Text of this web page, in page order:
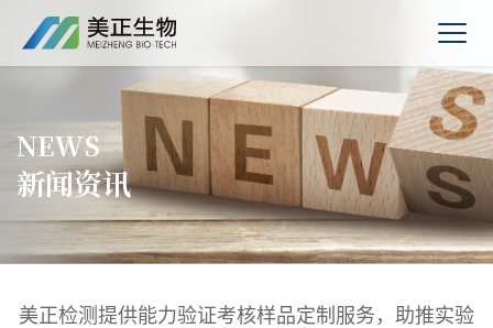
NEWS
新闻资讯
美正检测提供能力验证考核样品定制服务，助推实验